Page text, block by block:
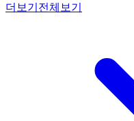
더보기 전체보기